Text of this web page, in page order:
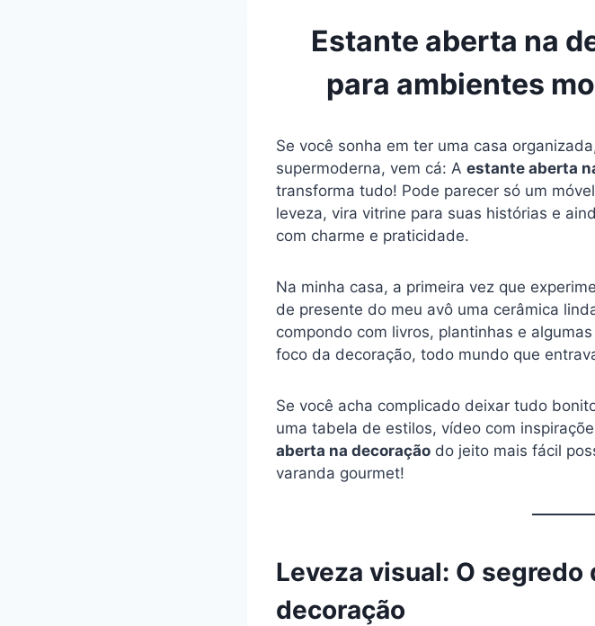
Estante aberta na
para ambientes
Se você sonha em ter uma casa
supermoderna, vem cá: A estante aberta
transforma tudo! Pode parecer só um
leveza, vira vitrine para suas histórias e
com charme e praticidade.
Na minha casa, a primeira vez que
de presente do meu avô uma cerâmica
compondo com livros, plantinhas e
foco da decoração, todo mundo que
Se você acha complicado deixar tudo
uma tabela de estilos, vídeo com
aberta na decoração do jeito mais fácil
varanda gourmet!
Leveza visual: O
decoração